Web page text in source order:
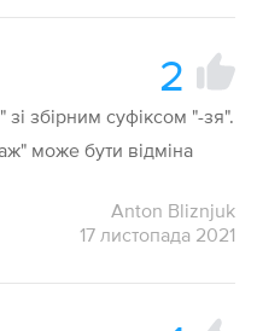
2
зі збірним суфіксом "-зя".
може бути відміна
Anton Bliznjuk
17 листопада 2021